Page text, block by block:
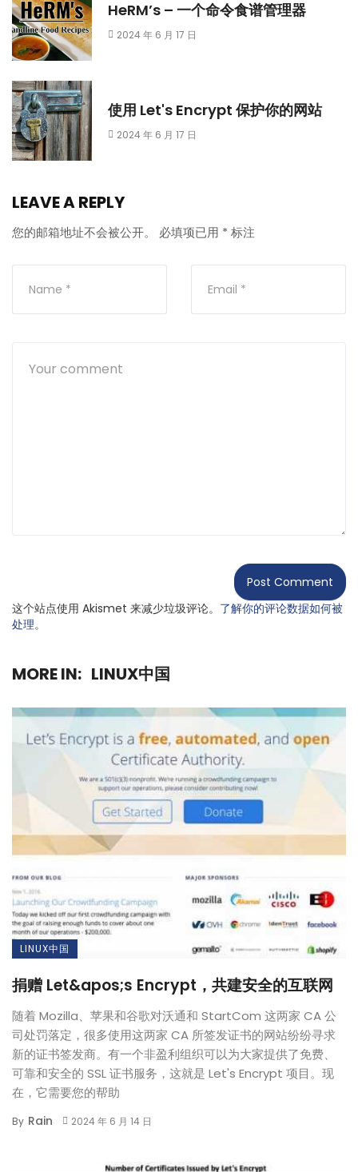
HeRM’s – 一个命令食谱管理器
2024 年 6 月 17 日
使用 Let's Encrypt 保护你的网站
2024 年 6 月 17 日
LEAVE A REPLY
您的邮箱地址不会被公开。 必填项已用 * 标注
这个站点使用 Akismet 来减少垃圾评论。 了解你的评论数据如何被
处理。
MORE IN: LINUX中国
LINUX中国
捐赠 Let&apos;s Encrypt，共建安全的互联网
随着 Mozilla、苹果和谷歌对沃通和 StartCom 这两家 CA 公
司处罚落定，很多使用这两家 CA 所签发证书的网站纷纷寻求
新的证书签发商。有一个非盈利组织可以为大家提供了免费、
可靠和安全的 SSL 证书服务，这就是 Let's Encrypt 项目。现
在，它需要您的帮助
By Rain 2024 年 6 月 14 日